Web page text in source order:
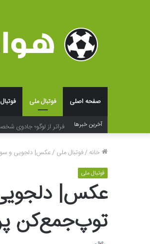
صفحه اصلی فوتبال ملی
آخرین خبرها فراتر از لوگو؛ جادوی
خانه /فوتبال ملی /عکس| دلجویی و
فوتبال ملی
عکس| دلجویی
توپ‌جمع‌کن